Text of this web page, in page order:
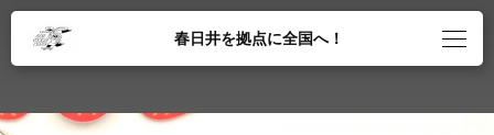
春日井を拠点に全国へ！